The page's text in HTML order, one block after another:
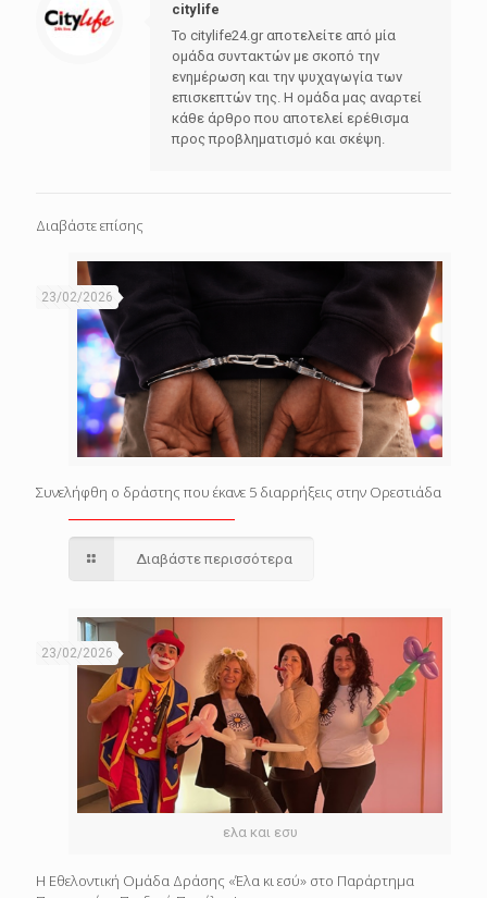
citylife
Το citylife24.gr αποτελείτε από μία
ομάδα συντακτών με σκοπό την
ενημέρωση και την ψυχαγωγία των
επισκεπτών της. Η ομάδα μας αναρτεί
κάθε άρθρο που αποτελεί ερέθισμα
προς προβληματισμό και σκέψη.
Διαβάστε επίσης
23/02/2026
Συνελήφθη ο δράστης που έκανε 5 διαρρήξεις στην Ορεστιάδα
Διαβάστε περισσότερα
ελα και εσυ
23/02/2026
Η Εθελοντική Ομάδα Δράσης «Έλα κι εσύ» στο Παράρτημα